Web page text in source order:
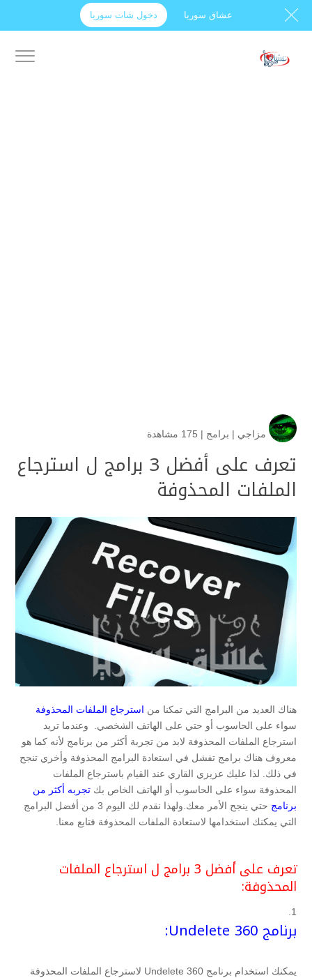
عشاق سوريا دخول شات سوريا
مزاجي | برامج | 175 مشاهدة
تعرف على أفضل 3 برامج ل استرجاع
الملفات المحذوفة
هناك العديد من البرامج التي تمكنا من استرجاع الملفات المحذوفة
سواء على الحاسوب أو حتي على الهاتف الشخصي. وعندما تريد
استرجاع الملفات المحذوفة لابد من تجربة أكثر من برنامج لأنه كما هو
معروف هناك برامج تفشل في استعادة البرامج المحذوفة وأخري تنجح
في ذلك. لذا عليك عزيزي القاري عند القيام باسترجاع الملفات
المحذوفة سواء على الحاسوب أو الهاتف الخاص بك تجربه أكثر من
برنامج
حتي ينجح الأمر معك.ولهذا نقدم لك اليوم 3 من أفضل البرامج
التي يمكنك استخدامها لاستعادة الملفات المحذوفة فتابع معنا.
تعرف على أفضل 3 برامج ل استرجاع الملفات
المحذوفة:
برنامج Undelete 360:
يمكنك استخدام برنامج Undelete 360 لاسترجاع الملفات المحذوفة